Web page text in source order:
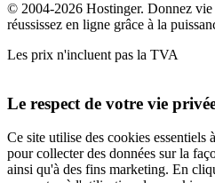
© 2004-2026 Hostinger. Donnez vie
réussissez en ligne grâce à la
Les prix n'incluent pas la TVA
Le respect de votre vie
Ce site utilise des cookies essentiels
pour collecter des données sur la
ainsi qu'à des fins marketing. En